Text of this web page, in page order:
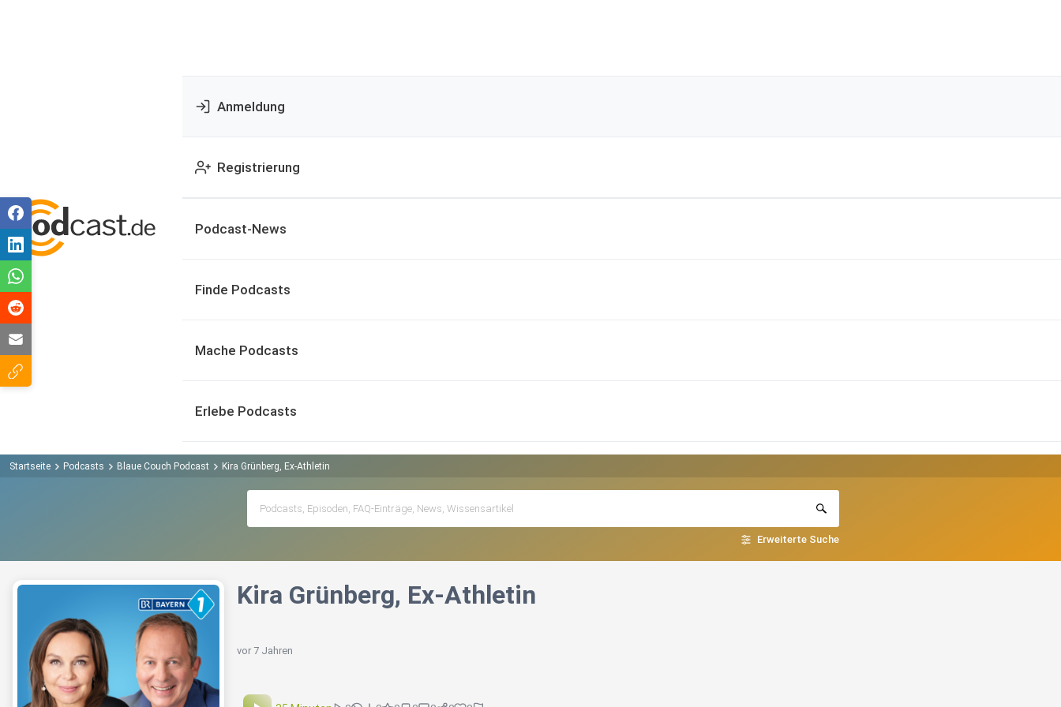
Anmeldung
Registrierung
Podcast-News
Finde Podcasts
Mache Podcasts
Erlebe Podcasts
Startseite Podcasts Blaue Couch Podcast Kira Grünberg, Ex-Athletin
Erweiterte Suche
Kira Grünberg, Ex-Athletin
vor 7 Jahren